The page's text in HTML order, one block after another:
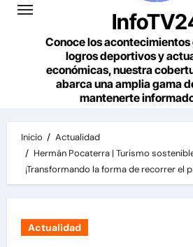
Conoce los
logros deportivos y
económicas, nuestra
abarca una amplia gama
mantenerte
Inicio
Actualidad
Hermán Pocaterra | Turismo
¡Transformando la forma de recorrer el
Actualidad